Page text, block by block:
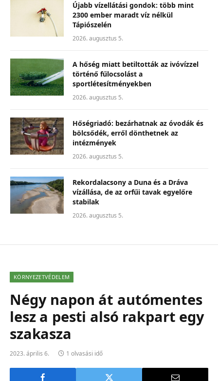
Újabb vízellátási gondok: több mint
2300 ember maradt víz nélkül
Tápiószelén
2026. augusztus 5.
A hőség miatt betiltották az ivóvízzel
történő fűlocsolást a
sportlétesítményekben
2026. augusztus 5.
Hőségriadó: bezárhatnak az óvodák és
bölcsődék, erről dönthetnek az
intézmények
2026. augusztus 5.
Rekordalacsony a Duna és a Dráva
vízállása, de az orfűi tavak egyelőre
stabilak
2026. augusztus 5.
KÖRNYEZETVÉDELEM
Négy napon át autómentes
lesz a pesti alsó rakpart egy
szakasza
2023. április 6. 1 olvasási idő